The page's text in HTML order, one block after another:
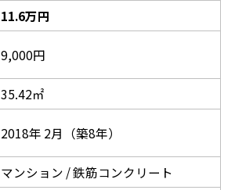
11.6万円
9,000円
35.42㎡
2018年 2月（築8年）
マンション / 鉄筋コンクリート